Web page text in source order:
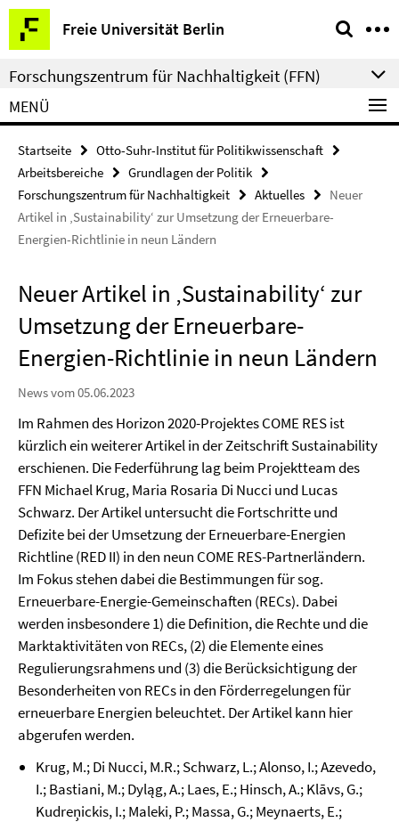
Springe
direkt
zu
Inhalt
Freie Universität Berlin
Service-
Navigation
Forschungszentrum für Nachhaltigkeit (FFN)
MENÜ
Startseite
Otto-Suhr-Institut für Politikwissenschaft
Arbeitsbereiche
Grundlagen der Politik
Forschungszentrum für Nachhaltigkeit
Aktuelles
Neuer
Artikel in ‚Sustainability‘ zur Umsetzung der Erneuerbare-
Energien-Richtlinie in neun Ländern
Neuer Artikel in ‚Sustainability‘ zur
Umsetzung der Erneuerbare-
Energien-Richtlinie in neun Ländern
News vom 05.06.2023
Im Rahmen des Horizon 2020-Projektes COME RES ist
kürzlich ein weiterer Artikel in der Zeitschrift Sustainability
erschienen. Die Federführung lag beim Projektteam des
FFN Michael Krug, Maria Rosaria Di Nucci und Lucas
Schwarz. Der Artikel untersucht die Fortschritte und
Defizite bei der Umsetzung der Erneuerbare-Energien
Richtline (RED II) in den neun COME RES-Partnerländern.
Im Fokus stehen dabei die Bestimmungen für sog.
Erneuerbare-Energie-Gemeinschaften (RECs). Dabei
werden insbesondere 1) die Definition, die Rechte und die
Marktaktivitäten von RECs, (2) die Elemente eines
Regulierungsrahmens und (3) die Berücksichtigung der
Besonderheiten von RECs in den Förderregelungen für
erneuerbare Energien beleuchtet. Der Artikel kann hier
abgerufen werden.
Krug, M.; Di Nucci, M.R.; Schwarz, L.; Alonso, I.; Azevedo,
I.; Bastiani, M.; Dyląg, A.; Laes, E.; Hinsch, A.; Klāvs, G.;
Kudreņickis, I.; Maleki, P.; Massa, G.; Meynaerts, E.;